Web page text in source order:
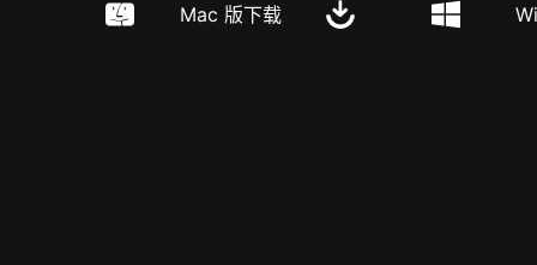
Mac 版下载